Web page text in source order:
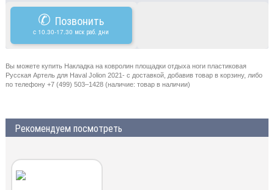
✆ Позвонить
c 10.30-17.30 мск раб. дни
Вы можете купить Накладка на ковролин площадки отдыха ноги пластиковая
Русская Артель для Haval Jolion 2021- с доставкой, добавив товар в корзину, либо
по телефону +7 (499) 503–1428 (наличие: товар в наличии)
Рекомендуем посмотреть